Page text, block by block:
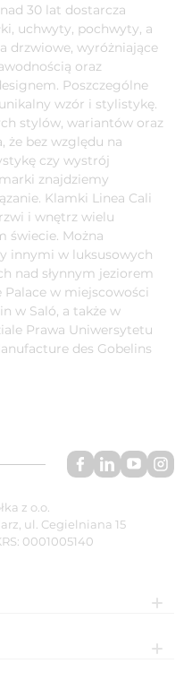
30 lat dostarcza
uchwyty, pochwyty, a
drzwiowe, wyróżniające
oraz
Poszczególne
wzór i stylistykę.
stylów, wariantów oraz
że bez względu na
czy wystrój
znajdziemy
Klamki Linea Cali
i wnętrz wielu
świecie. Można
innymi w luksusowych
nad słynnym jeziorem
Palace w miejscowości
w Saló, a także w
Prawa Uniwersytetu
des Gobelins
z o.o.
ul. Cegielniana 15
0001005140